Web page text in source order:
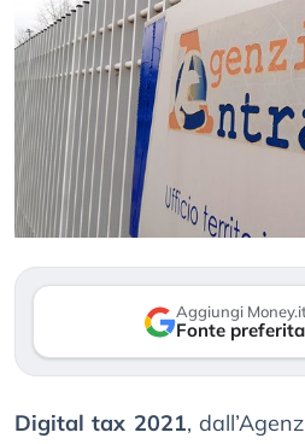
Aggiungi
Fonte
Digital tax 2021,